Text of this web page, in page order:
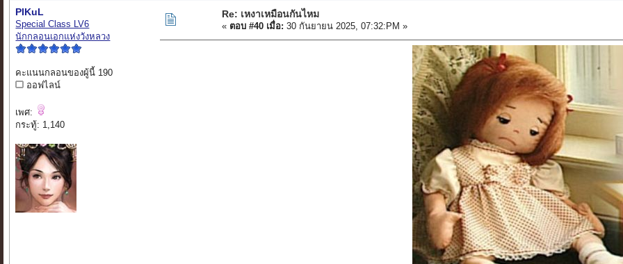
PIKuL
Special Class LV6
นักกลอนเอกแห่งวังหลวง
คะแนนกลอนของผู้นี้ 190
ออฟไลน์
เพศ:
กระทู้: 1,140
Re: เหงาเหมือนกันไหม
« ตอบ #40 เมื่อ: 30 กันยายน 2025, 07:32:PM »